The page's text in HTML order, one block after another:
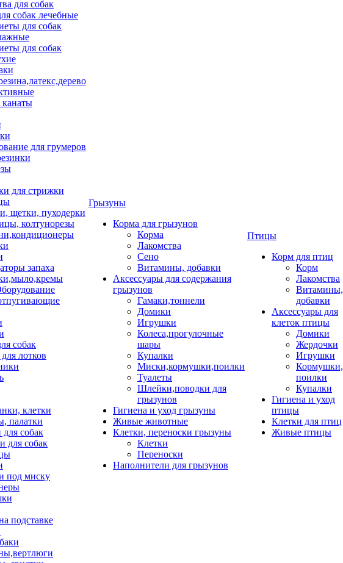
для собак
собак лечебные
для собак
для собак
канаты
для грумеров
для стрижки
щетки, пуходерки
колтунорезы
запаха
собак
лотков
клетки
палатки
собак
для собак
под миску
подставке
Грызуны
Корма для грызунов
Корма
Лакомства
Сено
Витамины, добавки
Аксессуары для содержания
грызунов
Гамаки,тоннели
Домики
Игрушки
Колеса,прогулочные
шары
Купалки
Миски,кормушки,поилки
Туалеты
Шлейки,поводки для
грызунов
Гигиена и уход грызуны
Живые животные
Клетки, переноски грызуны
Клетки
Переноски
Наполнители для грызунов
Птицы
Корм для птиц
Корм
Лакомства
Витамины,
добавки
Аксессуары для
клеток птицы
Домики
Жердочки
Игрушки
Кормушки,
поилки
Купалки
Гигиена и уход
птицы
Клетки для птиц
Живые птицы